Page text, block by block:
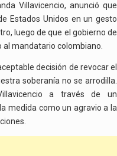
Villavicencio, anunció que
Estados Unidos en un gesto
luego de que el gobierno de
al mandatario colombiano.
decisión de revocar el
soberanía no se arrodilla.
a través de un
medida como un agravio a la